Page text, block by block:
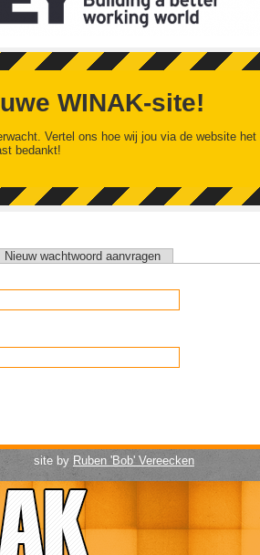
WINAK-site!
Vertel ons hoe wij jou via de website het
bedankt!
tabblad)
Nieuw wachtwoord aanvragen
site by Ruben 'Bob' Vereecken